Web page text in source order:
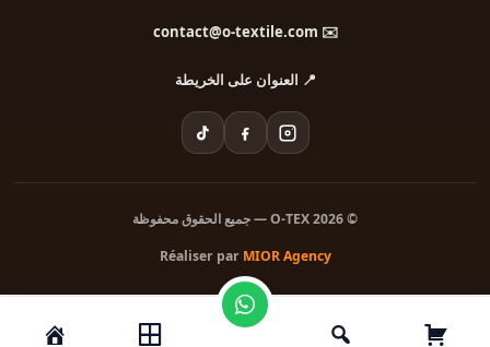
✉️ contact@o-textile.com
📍 العنوان على الخريطة
© 2026 O-TEX — جميع الحقوق محفوظة
Réaliser par MIOR Agency